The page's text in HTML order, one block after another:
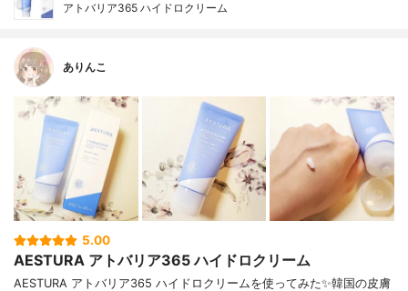
アトバリア365 ハイドロクリーム
ありんこ
5.00
AESTURA アトバリア365 ハイドロクリーム
AESTURA アトバリア365 ハイドロクリームを使ってみた✨韓国の皮膚